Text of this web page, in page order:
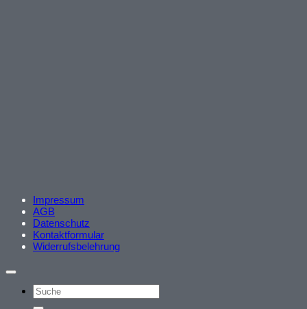
Impressum
AGB
Datenschutz
Kontaktformular
Widerrufsbelehrung